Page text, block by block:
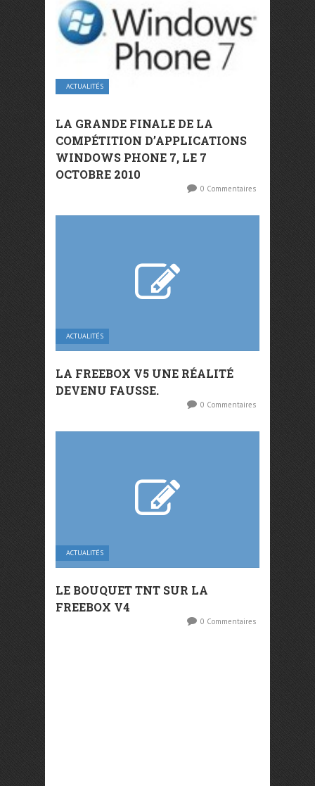
ACTUALITÉS
LA GRANDE FINALE DE LA
COMPÉTITION D’APPLICATIONS
WINDOWS PHONE 7, LE 7
OCTOBRE 2010
0 Commentaires
ACTUALITÉS
LA FREEBOX V5 UNE RÉALITÉ
DEVENU FAUSSE.
0 Commentaires
ACTUALITÉS
LE BOUQUET TNT SUR LA
FREEBOX V4
0 Commentaires